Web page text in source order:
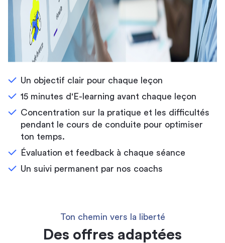
Un objectif clair pour chaque leçon
15 minutes d'E-learning avant chaque leçon
Concentration sur la pratique et les difficultés
pendant le cours de conduite pour optimiser
ton temps.
Évaluation et feedback à chaque séance
Un suivi permanent par nos coachs
Ton chemin vers la liberté
Des offres adaptées